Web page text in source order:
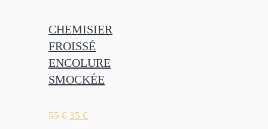
CHEMISIER
FROISSÉ
ENCOLURE
SMOCKÉE
55€ 35 €